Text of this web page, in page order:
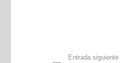
Entrada siguiente